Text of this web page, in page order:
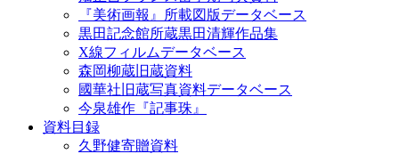
『美術画報』所載図版データベース
黒田記念館所蔵黒田清輝作品集
X線フィルムデータベース
森岡柳蔵旧蔵資料
國華社旧蔵写真資料データベース
今泉雄作『記事珠』
資料目録
久野健寄贈資料